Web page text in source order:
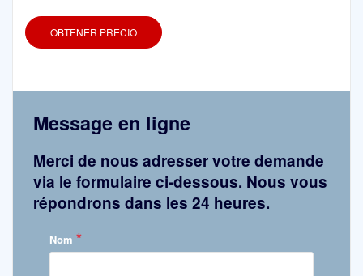
OBTENER PRECIO
Message en ligne
Merci de nous adresser votre demande
via le formulaire ci-dessous. Nous vous
répondrons dans les 24 heures.
Nom *